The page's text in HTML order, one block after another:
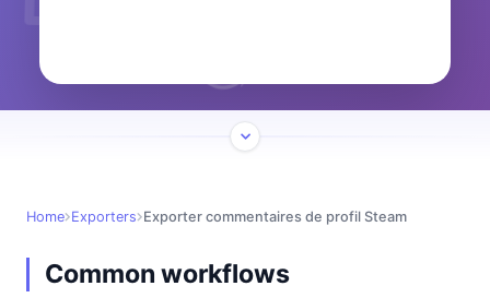
Home Exporters Exporter commentaires de profil Steam
Common workflows